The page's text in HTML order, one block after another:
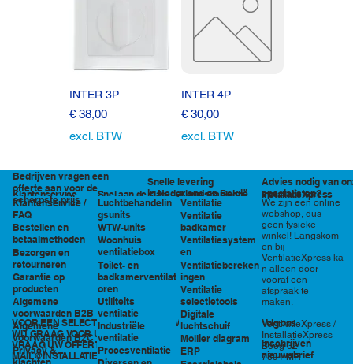
INTER 3P
Prijs
€ 38,00
excl. BTW
INTER 4P
Prijs
€ 30,00
excl. BTW
Klantenservice
Klantenservice /
FAQ
Bestellen en
betaalmethoden
Bezorgen en
retourneren
Garantie op
producten
Algemene
voorwaarden B2B
Algemene
voorwaarden B2C
Privacy &
VOOR EEN SELECTIE EN PRIJSOPGAVE STAAN
WIJ GRAAG VOOR U KLAAR!
VRAAG UW OFFERTE AAN VIA
MAIL@INSTALLATIEXPRESS.NL
Bedrijven vragen een
offerte aan voor de
scherpste prijs
Snelle levering
in Nederland en België
Advies nodig van
specialisten?
Snel aan de slag
Luchtbehandelin
gsunits
WTW-units
Woonhuis
ventilatiebox
Toilet- en
badkamerventilat
oren
Utiliteits
ventilatie
Industriële
ventilatie
Procesventilatie
Kennisbank en
tools
Ventilatie
Ventilatie
badkamer
Ventilatiesystem
en
Ventilatiebereken
ingen
Ventilatie
selectietools
Digitale
luchtschuif
Mollier diagram
ERP
We zijn een online
webshop, dus
geen fysieke
winkel! Langskom
en bij
VentilatieXpress ka
n alleen door
vooraf een
afspraak te
maken.
VentilatieXpress /
InstallatieXpress
Boeg 32
7891 MR
InstallatieXpress
Volg ons
Inschrijven
nieuwsbrief